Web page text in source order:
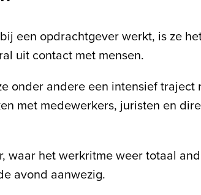
een opdrachtgever werkt, is ze
uit contact met mensen.
onder andere een intensief
met medewerkers, juristen en
het werkritme weer totaal
avond aanwezig.